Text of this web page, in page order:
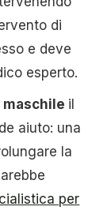
di
e deve
esperto.
il
aiuto: una
la
per